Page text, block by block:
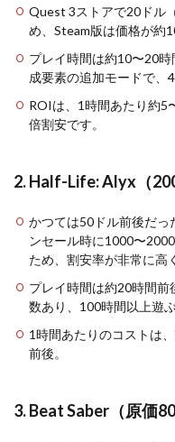
通し
10
まと
め：
Steam
VRタ
イト
Quest
Quest 3ストアで20ドル
め、Steam版は価格が約
プレイ時間は約10〜20
成要素の追加モードで、
ROIは、1時間あたり約5
倍割安です。
2. Half-Life: Alyx（
かつては50ドル前後だ
ンセール時に1000〜
ため、割安率が非常に高
プレイ時間は約20時間
数あり、100時間以上遊
1時間あたりのコストは
前後。
3. Beat Saber（原価